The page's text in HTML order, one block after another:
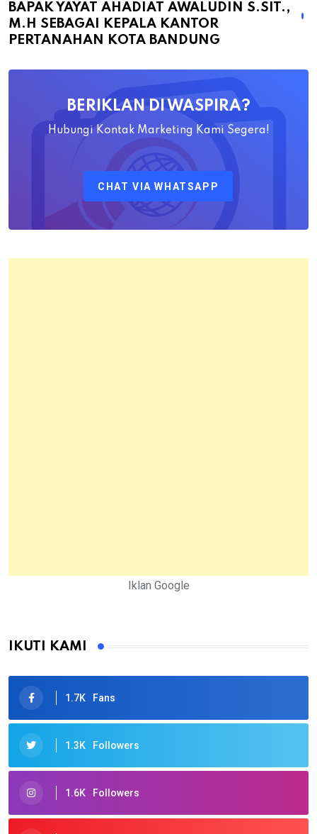
Dilantiknya
Bapak
Ahadiat
Pertanahan
Kota
BAPAK YAYAT AHADIAT AWALUDIN S.SIT.,
M.H SEBAGAI KEPALA KANTOR
PERTANAHAN KOTA BANDUNG
BERIKLAN DI WASPIRA?
Hubungi Kontak Marketing Kami Segera!
CHAT VIA WHATSAPP
Iklan Google
IKUTI KAMI
1.7K Fans
1.3K Followers
1.6K Followers